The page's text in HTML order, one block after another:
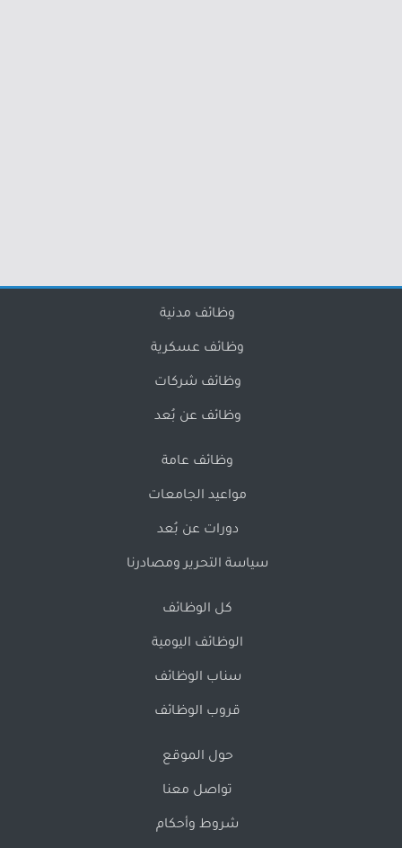
وظائف مدنية
وظائف عسكرية
وظائف شركات
وظائف عن بُعد
وظائف عامة
مواعيد الجامعات
دورات عن بُعد
سياسة التحرير ومصادرنا
كل الوظائف
الوظائف اليومية
سناب الوظائف
قروب الوظائف
حول الموقع
تواصل معنا
شروط وأحكام